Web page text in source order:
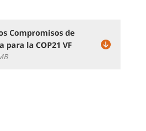
Compromisos de
para la COP21 VF